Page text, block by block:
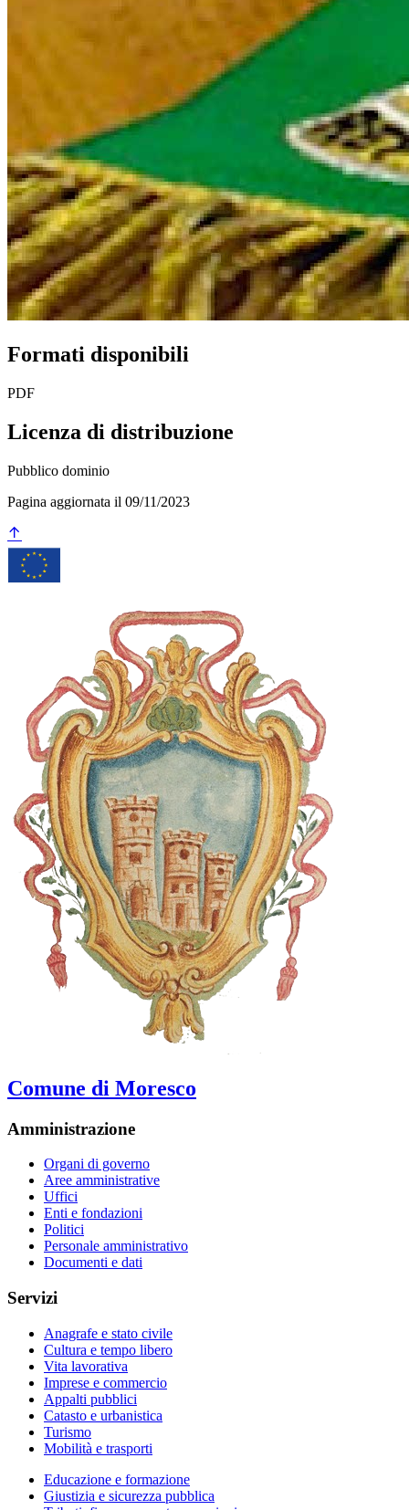
Formati disponibili
PDF
Licenza di distribuzione
Pubblico dominio
Pagina aggiornata il 09/11/2023
Comune di Moresco
Amministrazione
Organi di governo
Aree amministrative
Uffici
Enti e fondazioni
Politici
Personale amministrativo
Documenti e dati
Servizi
Anagrafe e stato civile
Cultura e tempo libero
Vita lavorativa
Imprese e commercio
Appalti pubblici
Catasto e urbanistica
Turismo
Mobilità e trasporti
Educazione e formazione
Giustizia e sicurezza pubblica